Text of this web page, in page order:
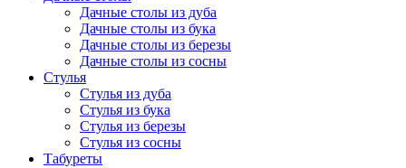
Дачные столы из дуба
Дачные столы из бука
Дачные столы из березы
Дачные столы из сосны
Стулья
Стулья из дуба
Стулья из бука
Стулья из березы
Стулья из сосны
Табуреты